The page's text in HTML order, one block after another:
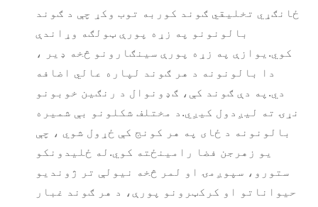
ځانګړي تخلیقي ګوند کوربه توب وکړ چې د ګوند
بالونونو په زړه پورې ټولګه وړاندې
کوي.یوازې په زړه پورې سینګارونو څخه ډیر ،
دا بالونونه د هر ګوند لپاره عالي اضافه
دي.په دې ګوند کې، ګډونوال د رنګین خوبونو
نړۍ ته لیږدول کیږي.د مختلف شکلونو بې شمیره
بالونونه د ځای په هر کونج کې ځړول شوي ، چې
یو زهرجن فضا رامینځته کوي.له ځلیدونکو
ستورو، سپوږمۍ او لمر څخه نیولې تر ژوندیو
حیواناتو او کرکټرونو پورې، د هر ګوند غبار